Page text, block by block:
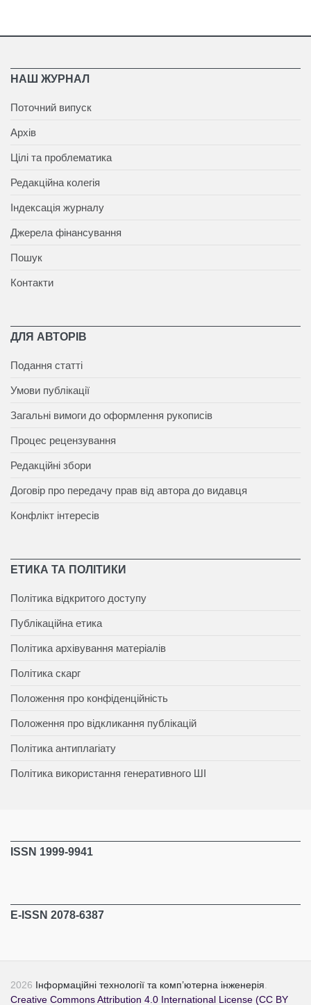
НАШ ЖУРНАЛ
Поточний випуск
Архів
Цілі та проблематика
Редакційна колегія
Індексація журналу
Джерела фінансування
Пошук
Контакти
ДЛЯ АВТОРІВ
Подання статті
Умови публікації
Загальні вимоги до оформлення рукописів
Процес рецензування
Редакційні збори
Договір про передачу прав від автора до видавця
Конфлікт інтересів
ЕТИКА ТА ПОЛІТИКИ
Політика відкритого доступу
Публікаційна етика
Політика архівування матеріалів
Політика скарг
Положення про конфіденційність
Положення про відкликання публікацій
Політика антиплагіату
Політика використання генеративного ШІ
ISSN 1999-9941
E-ISSN 2078-6387
2026 Інформаційні технології та комп’ютерна інженерія
Creative Commons Attribution 4.0 International License (CC BY